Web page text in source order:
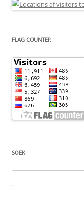
FLAG COUNTER
SOEK
for: